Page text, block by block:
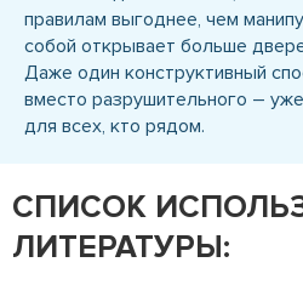
правилам выгоднее, чем
собой открывает больше
Даже один конструктивный
вместо разрушительного –
для всех, кто рядом.
СПИСОК
ЛИТЕРАТУРЫ: